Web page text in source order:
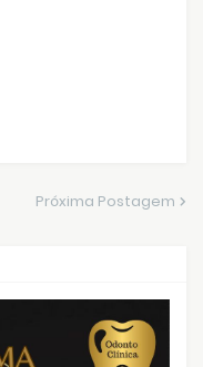
Próxima Postagem